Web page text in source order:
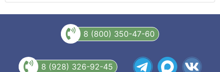
8 (800) 350-47-60
8 (928) 326-92-45